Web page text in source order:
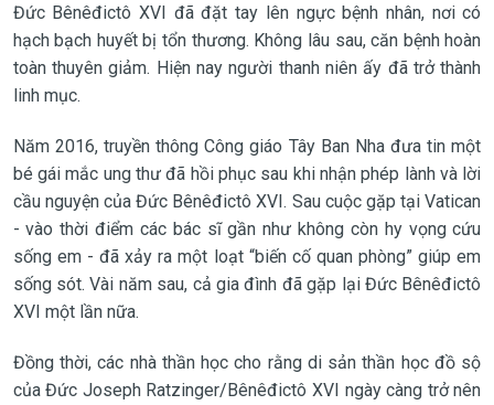
Đức Bênêđictô XVI đã đặt tay lên ngực bệnh nhân, nơi có
hạch bạch huyết bị tổn thương. Không lâu sau, căn bệnh hoàn
toàn thuyên giảm. Hiện nay người thanh niên ấy đã trở thành
linh mục.
Năm 2016, truyền thông Công giáo Tây Ban Nha đưa tin một
bé gái mắc ung thư đã hồi phục sau khi nhận phép lành và lời
cầu nguyện của Đức Bênêđictô XVI. Sau cuộc gặp tại Vatican
- vào thời điểm các bác sĩ gần như không còn hy vọng cứu
sống em - đã xảy ra một loạt “biến cố quan phòng” giúp em
sống sót. Vài năm sau, cả gia đình đã gặp lại Đức Bênêđictô
XVI một lần nữa.
Đồng thời, các nhà thần học cho rằng di sản thần học đồ sộ
của Đức Joseph Ratzinger/Bênêđictô XVI ngày càng trở nên